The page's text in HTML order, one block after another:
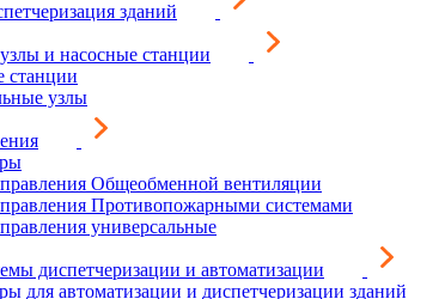
зданий
и насосные станции
станции
узлы
Общеобменной вентиляции
Противопожарными системами
универсальные
диспетчеризации и автоматизации
для автоматизации и диспетчеризации зданий